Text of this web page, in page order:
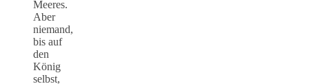
Meeres.
Aber
niemand,
bis auf
den
König
selbst,